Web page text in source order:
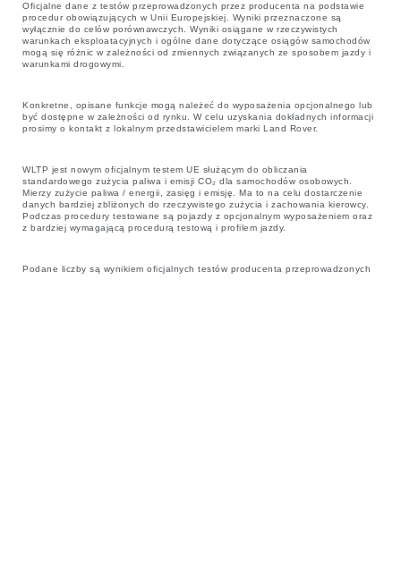
Oficjalne dane z testów przeprowadzonych przez producenta na podstawie
procedur obowiązujących w Unii Europejskiej. Wyniki przeznaczone są
wyłącznie do celów porównawczych. Wyniki osiągane w rzeczywistych
warunkach eksploatacyjnych i ogólne dane dotyczące osiągów samochodów
mogą się różnic w zależności od zmiennych związanych ze sposobem jazdy i
warunkami drogowymi.
Konkretne, opisane funkcje mogą należeć do wyposażenia opcjonalnego lub
być dostępne w zależności od rynku. W celu uzyskania dokładnych informacji
prosimy o kontakt z lokalnym przedstawicielem marki Land Rover.
WLTP jest nowym oficjalnym testem UE służącym do obliczania
standardowego zużycia paliwa i emisji CO₂ dla samochodów osobowych.
Mierzy zużycie paliwa / energii, zasięg i emisję. Ma to na celu dostarczenie
danych bardziej zbliżonych do rzeczywistego zużycia i zachowania kierowcy.
Podczas procedury testowane są pojazdy z opcjonalnym wyposażeniem oraz
z bardziej wymagającą procedurą testową i profilem jazdy.
Podane liczby są wynikiem oficjalnych testów producenta przeprowadzonych